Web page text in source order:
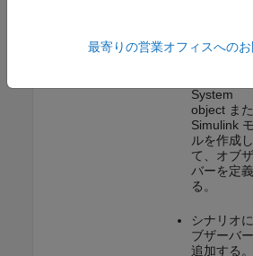
用する
System
object ま
Simulink
ルを作成し
て、オブ
バーを定
る。
シナリオ
ブザーバ
追加する。
最寄りの営業オフィスへの